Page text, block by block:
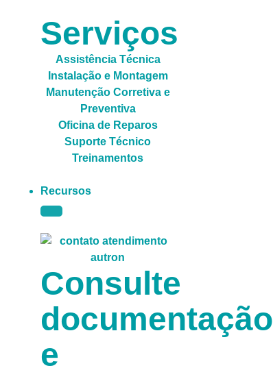
Serviços
Assistência Técnica
Instalação e Montagem
Manutenção Corretiva e
Preventiva
Oficina de Reparos
Suporte Técnico
Treinamentos
Recursos
Consulte
documentação
e